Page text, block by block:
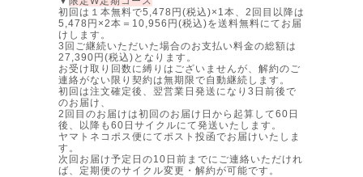
初回は１本無料で5,478円(税込)×1本、2回目以降は
5,478円×2本＝10,956円(税込)を送料無料にてお届
けします。
3回ご継続いただいた場合のお支払い料金の総額は
27,390円(税込)となります。
お受け取り回数に縛りはございませんが、解約のご
連絡がない限り契約は無期限で自動継続します。
初回は注文確定後、翌営業日発送になり3日前後で
のお届け、
2回目のお届けは初回のお届け日から起算して60日
後、以降も60日サイクルにて発送いたします。
ヤマトネコポス便にてポスト投函でお届けいたしま
す。
次回お届け予定日の10日前までにご連絡いただけれ
ば、定期便のサイクル変更・解約が可能です。